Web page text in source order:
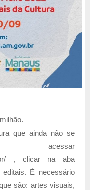
que ainda não se
acessar
, clicar na aba
editais. É necessário
são: artes visuais,